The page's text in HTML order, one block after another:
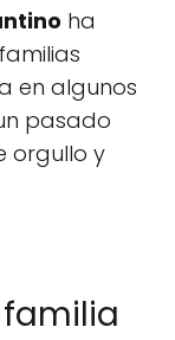
ha
en algunos
pasado
orgullo y